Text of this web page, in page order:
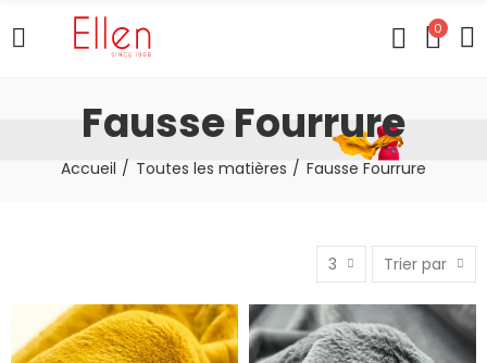
0
Fausse Fourrure
Accueil Toutes les matières Fausse Fourrure
3 Trier par